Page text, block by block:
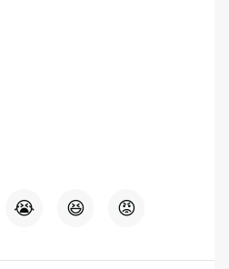
😭 😆 😡